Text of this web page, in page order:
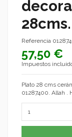
Referencia
57,50 €
Impuestos
Plato 28 cms
01287400. Allah .